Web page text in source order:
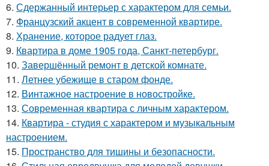
6. Сдержанный интерьер с характером для семьи.
7. Французский акцент в современной квартире.
8. Хранение, которое радует глаз.
9. Квартира в доме 1905 года, Санкт-петербург.
10. Завершённый ремонт в детской комнате.
11. Летнее убежище в старом фонде.
12. Винтажное настроение в новостройке.
13. Современная квартира с личным характером.
14. Квартира - студия с характером и музыкальным
настроением.
15. Пространство для тишины и безопасности.